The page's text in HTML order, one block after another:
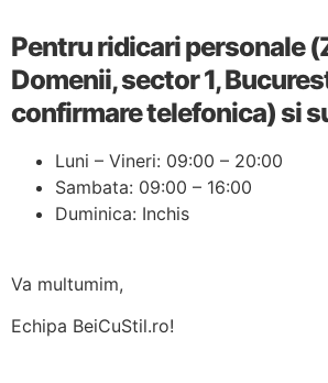
Pentru ridicari personale
Domenii, sector 1,
confirmare telefonica) si
Luni – Vineri: 09:00 – 20:00
Sambata: 09:00 – 16:00
Duminica: Inchis
Va multumim,
Echipa BeiCuStil.ro!